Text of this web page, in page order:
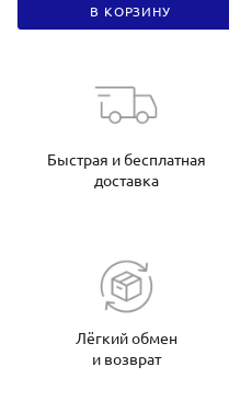
В КОРЗИНУ
Быстрая и бесплатная
доставка
Лёгкий обмен
и возврат